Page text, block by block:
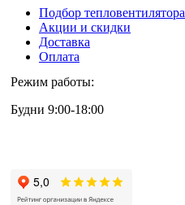
Подбор тепловентилятора
Акции и скидки
Доставка
Оплата
Режим работы:
Будни 9:00-18:00